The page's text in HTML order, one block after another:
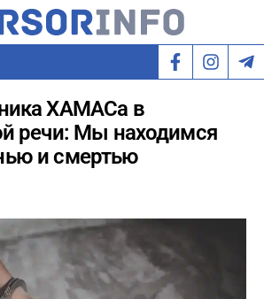
ХАМАСа в
речи: Мы находимся
и смертью